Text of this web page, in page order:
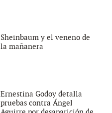
Sheinbaum y el veneno de
la mañanera
Ernestina Godoy detalla
pruebas contra Ángel